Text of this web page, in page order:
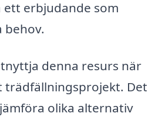
erbjudande som
behov.
denna resurs när
trädfällningsprojekt. Det
olika alternativ